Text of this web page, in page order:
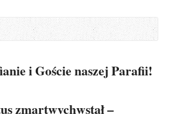
i Goście naszej Parafii!
zmartwychwstał –